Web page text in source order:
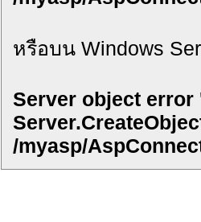
หรือบน Windows
Server object error
/myasp/